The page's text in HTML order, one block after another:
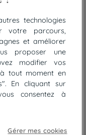
technologies
votre parcours,
et améliorer
proposer une
modifier vos
tout moment en
En cliquant sur
consentez à
Gérer mes cookies